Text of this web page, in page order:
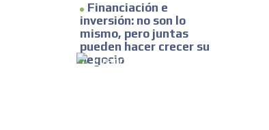
Financiación e
inversión: no son lo
mismo, pero juntas
pueden hacer crecer su
negocio